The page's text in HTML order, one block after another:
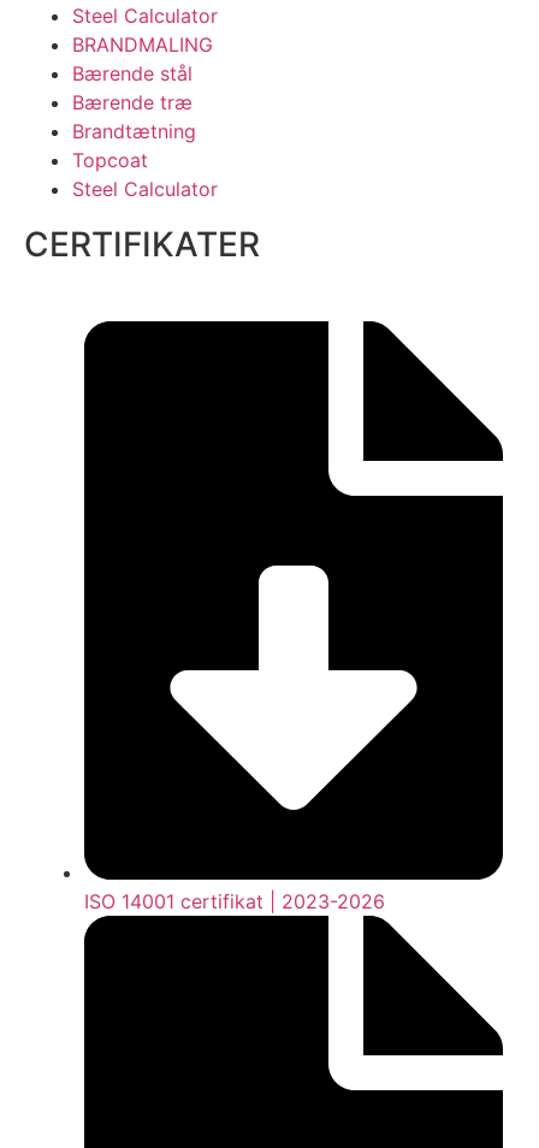
Steel Calculator
BRANDMALING
Bærende stål
Bærende træ
Brandtætning
Topcoat
Steel Calculator
CERTIFIKATER
ISO 14001 certifikat | 2023-2026